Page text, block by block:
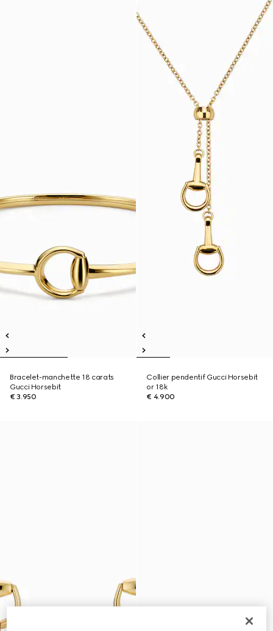
Bracelet-manchette 18 carats
Gucci Horsebit
€ 3.950
Collier pendentif Gucci Horsebit
or 18k
€ 4.900